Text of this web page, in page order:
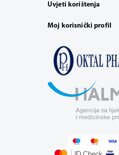
Uvjeti korištenja
Moj korisnički profil